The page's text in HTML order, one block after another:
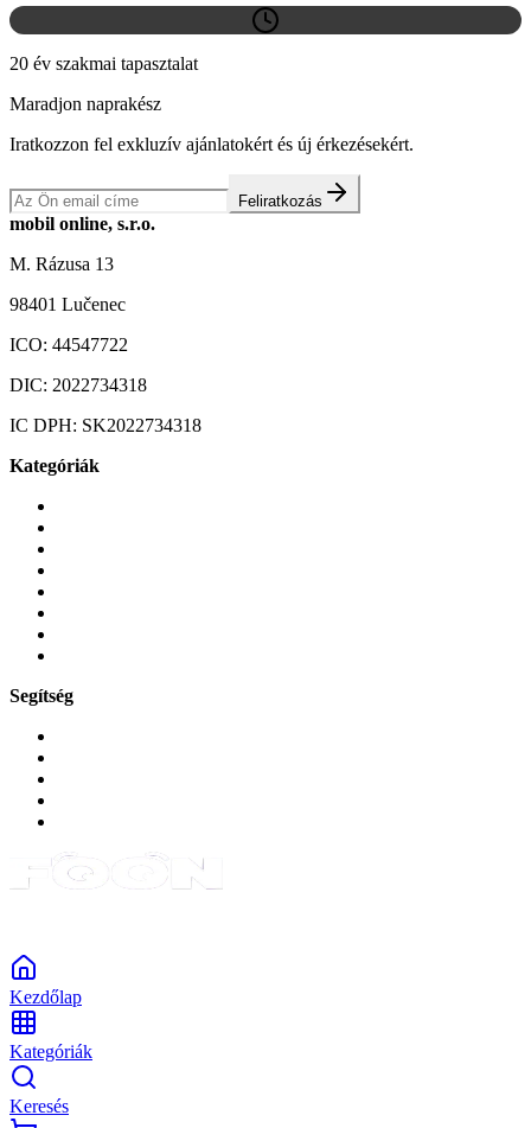
20 év szakmai tapasztalat
Maradjon naprakész
Iratkozzon fel exkluzív ajánlatokért és új érkezésekért.
Feliratkozás
mobil online, s.r.o.
M. Rázusa 13
98401 Lučenec
ICO: 44547722
DIC: 2022734318
IC DPH: SK2022734318
Kategóriák
Segítség
Kezdőlap
Kategóriák
Keresés